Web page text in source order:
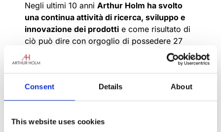
Consent Details About
This website uses cookies
Negli ultimi 10 anni Arthur Holm ha svolto
una continua attività di ricerca, sviluppo e
innovazione dei prodotti e come risultato di
ciò può dire con orgoglio di possedere 27
brevetti (in continua crescita!), di essere
presente in oltre 45 paesi e di aver realizzato
soluzioni in più di 20.000 installazioni.
all’artigianato . Utilizzando materiali di